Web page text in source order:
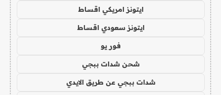
ايتونز امريكي اقساط
ايتونز سعودي اقساط
فور يو
شحن شدات ببجي
شدات ببجي عن طريق الايدي